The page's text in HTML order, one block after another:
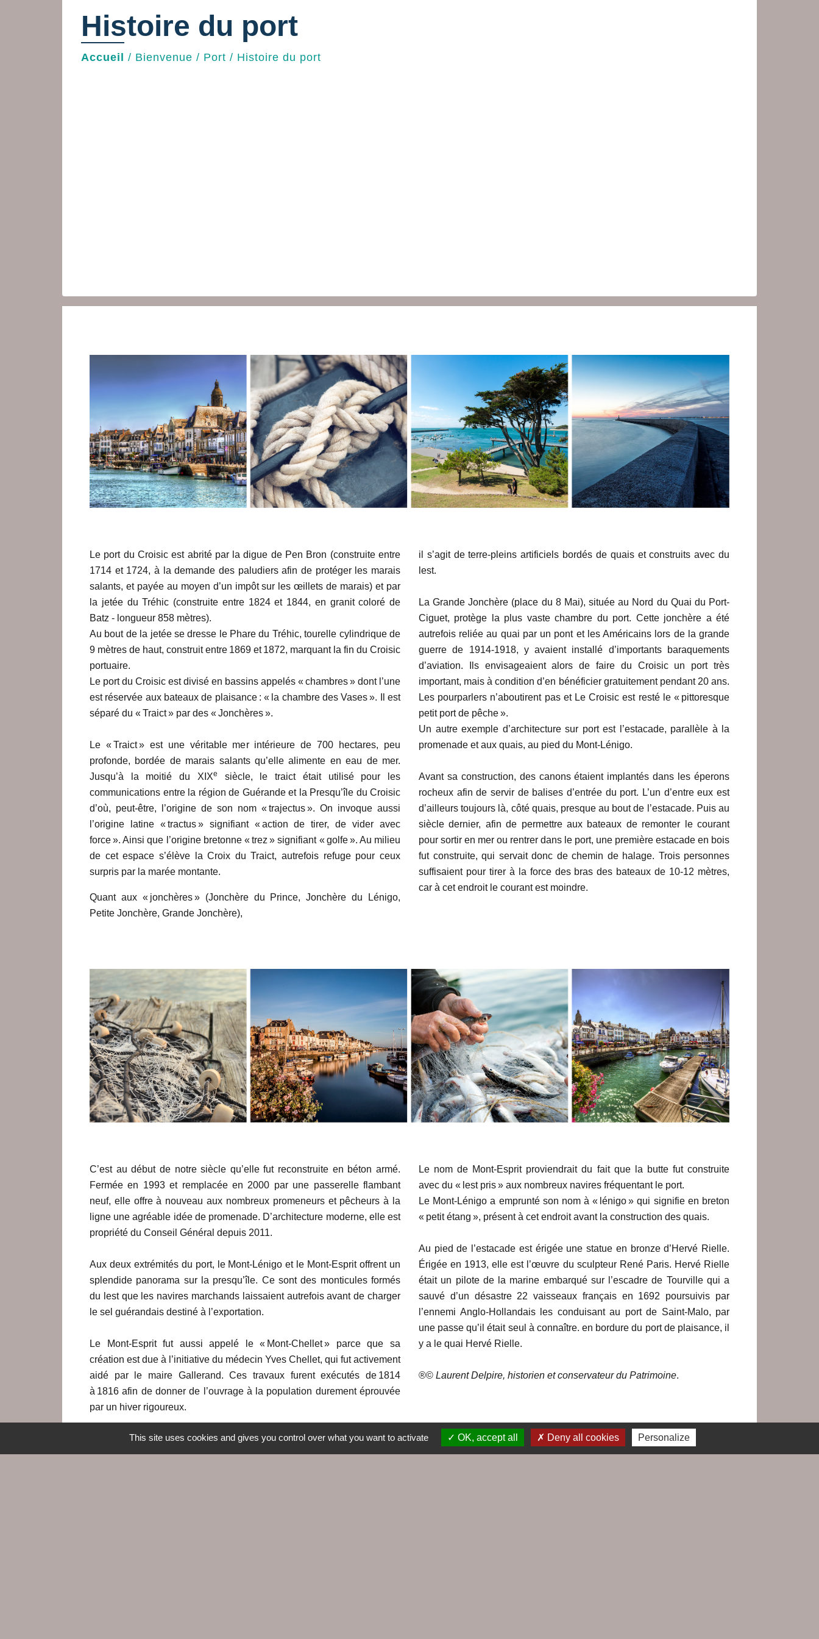
Histoire du port
Accueil / Bienvenue / Port / Histoire du port
Le port du Croisic est abrité par la digue de Pen Bron (construite entre
1714 et 1724, à la demande des paludiers afin de protéger les marais
salants, et payée au moyen d’un impôt sur les œillets de marais) et par
la jetée du Tréhic (construite entre 1824 et 1844, en granit coloré de
Batz - longueur 858 mètres).
Au bout de la jetée se dresse le Phare du Tréhic, tourelle cylindrique de
9 mètres de haut, construit entre 1869 et 1872, marquant la fin du Croisic
portuaire.
Le port du Croisic est divisé en bassins appelés « chambres » dont l’une
est réservée aux bateaux de plaisance : « la chambre des Vases ». Il est
séparé du « Traict » par des « Jonchères ».
Le « Traict » est une véritable mer intérieure de 700 hectares, peu
profonde, bordée de marais salants qu’elle alimente en eau de mer.
Jusqu’à la moitié du XIXe
siècle, le traict était utilisé pour les
communications entre la région de Guérande et la Presqu’île du Croisic
d’où, peut-être, l’origine de son nom « trajectus ». On invoque aussi
l’origine latine « tractus » signifiant « action de tirer, de vider avec
force ». Ainsi que l’origine bretonne « trez » signifiant « golfe ». Au milieu
de cet espace s’élève la Croix du Traict, autrefois refuge pour ceux
surpris par la marée montante.
Quant aux « jonchères » (Jonchère du Prince, Jonchère du Lénigo,
Petite Jonchère, Grande Jonchère),
il s’agit de terre-pleins artificiels bordés de quais et construits avec du
lest.
La Grande Jonchère (place du 8 Mai), située au Nord du Quai du Port-
Ciguet, protège la plus vaste chambre du port. Cette jonchère a été
autrefois reliée au quai par un pont et les Américains lors de la grande
guerre de 1914-1918, y avaient installé d’importants baraquements
d’aviation. Ils envisageaient alors de faire du Croisic un port très
important, mais à condition d’en bénéficier gratuitement pendant 20 ans.
Les pourparlers n’aboutirent pas et Le Croisic est resté le « pittoresque
petit port de pêche ».
Un autre exemple d’architecture sur port est l’estacade, parallèle à la
promenade et aux quais, au pied du Mont-Lénigo.
Avant sa construction, des canons étaient implantés dans les éperons
rocheux afin de servir de balises d’entrée du port. L’un d’entre eux est
d’ailleurs toujours là, côté quais, presque au bout de l’estacade. Puis au
siècle dernier, afin de permettre aux bateaux de remonter le courant
pour sortir en mer ou rentrer dans le port, une première estacade en bois
fut construite, qui servait donc de chemin de halage. Trois personnes
suffisaient pour tirer à la force des bras des bateaux de 10-12 mètres,
car à cet endroit le courant est moindre.
C’est au début de notre siècle qu’elle fut reconstruite en béton armé.
Fermée en 1993 et remplacée en 2000 par une passerelle flambant
neuf, elle offre à nouveau aux nombreux promeneurs et pêcheurs à la
ligne une agréable idée de promenade. D’architecture moderne, elle est
propriété du Conseil Général depuis 2011.
Aux deux extrémités du port, le Mont-Lénigo et le Mont-Esprit offrent un
splendide panorama sur la presqu’île. Ce sont des monticules formés
du lest que les navires marchands laissaient autrefois avant de charger
le sel guérandais destiné à l’exportation.
Le Mont-Esprit fut aussi appelé le « Mont-Chellet » parce que sa
création est due à l’initiative du médecin Yves Chellet, qui fut activement
aidé par le maire Gallerand. Ces travaux furent exécutés de 1814
à 1816 afin de donner de l’ouvrage à la population durement éprouvée
par un hiver rigoureux.
Le nom de Mont-Esprit proviendrait du fait que la butte fut construite
avec du « lest pris » aux nombreux navires fréquentant le port.
Le Mont-Lénigo a emprunté son nom à « lénigo » qui signifie en breton
« petit étang », présent à cet endroit avant la construction des quais.
Au pied de l’estacade est érigée une statue en bronze d’Hervé Rielle.
Érigée en 1913, elle est l’œuvre du sculpteur René Paris. Hervé Rielle
était un pilote de la marine embarqué sur l’escadre de Tourville qui a
sauvé d’un désastre 22 vaisseaux français en 1692 poursuivis par
l’ennemi Anglo-Hollandais les conduisant au port de Saint-Malo, par
une passe qu’il était seul à connaître. en bordure du port de plaisance, il
y a le quai Hervé Rielle.
®© Laurent Delpire, historien et conservateur du Patrimoine.
This site uses cookies and gives you control over what you want to activate OK, accept all Deny all cookies Personalize